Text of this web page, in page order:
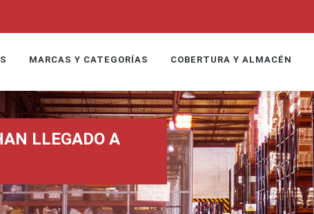
MARCAS Y CATEGORÍAS COBERTURA Y ALMACÉN
LLEGADO A